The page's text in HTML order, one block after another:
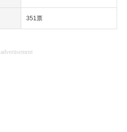
351票
advertisement